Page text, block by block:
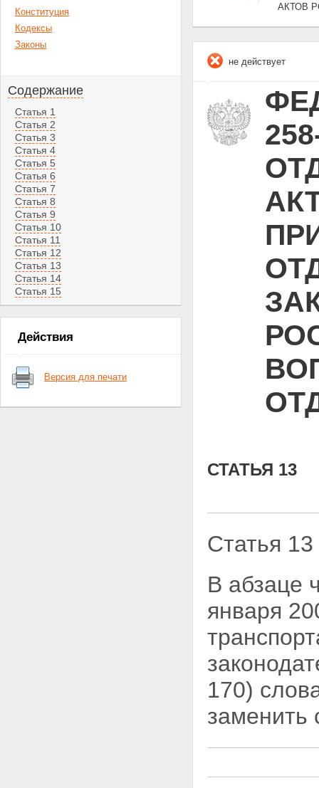
Конституция
Кодексы
Законы
Содержание
Статья 1
Статья 2
Статья 3
Статья 4
Статья 5
Статья 6
Статья 7
Статья 8
Статья 9
Статья 10
Статья 11
Статья 12
Статья 13
Статья 14
Статья 15
Действия
Версия для печати
АКТОВ
не действует
СТАТЬЯ 13
Статья 13
В абзаце
января
170)
заменить